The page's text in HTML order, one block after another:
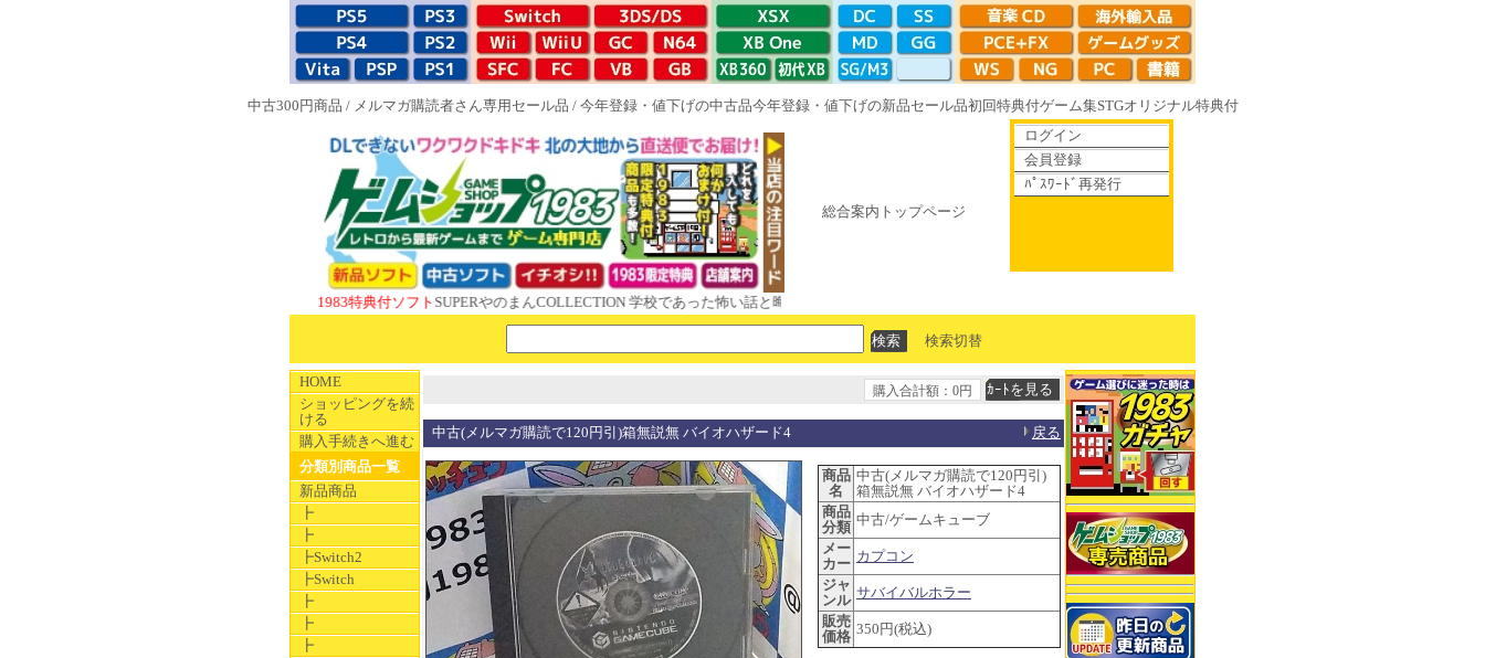
中古300円商品 / メルマガ購読者さん専用セール品 / 今年登録・値下げの中古品今年登録・値下げの新品セール品初回特典付ゲーム集STGオリジナル特典付
総合案内トップページ
NEW 1983特典付ソフトSUPERやのまんCOLLECTION 学校であった怖い話と晦󠄀つきこもり ルート16R やがて散りゆく鏡の花へ 70年代風ロボットアニメ ゲッP-X アレサCOLLECTION 1993-
ログイン
会員登録
ﾊﾟｽﾜｰﾄﾞ再発行
検索切替
HOME
ショッピングを続
ける
購入手続きへ進む
分類別商品一覧
新品商品
┣
┣
┣Switch2
┣Switch
┣
┣
┣
購入合計額：0円
中古(メルマガ購読で120円引)箱無説無 バイオハザード4 戻る
商品
名
中古(メルマガ購読で120円引)
箱無説無 バイオハザード4
商品
分類 中古/ゲームキューブ
メー
カー カプコン
ジャ
ンル サバイバルホラー
販売
価格 350円(税込)